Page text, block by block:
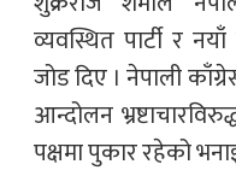
व्यवस्थित पार्टी र
जोड दिए । नेपाली
आन्दोलन
पक्षमा पुकार रहेको